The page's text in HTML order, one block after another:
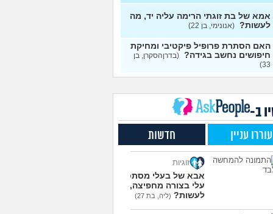
אותה מתוך כעס. איך
עצות
להסביר לה שאני רוצה
(עידן, בן 27)
20
עצות
ביני לבית הזוג, מה
(אנונימי, בן 24) עצות
(אלי, בן
איתו היום לדייט ראשון
בת 18)
עם בנות בים/ הליכה
או מועדון?
(רואי, בן
אותי לדייטים גרועים
17
עצות
אמא של בת זוגתי הרימה עליה יד, מה
לעשות? (אנונימי, בן 22)
האם הסתרת פרופיל פיקטיבי ומחיקת
חיפושים נחשב בגידה? (בדרןהסקרן, בן
33)
ב-
עוררו עניין חדשות
זוגיות
אבא של בעלי מסתכל
עלי בצורה מחפיצה, מה
לעשות? (ליה, בת 27)